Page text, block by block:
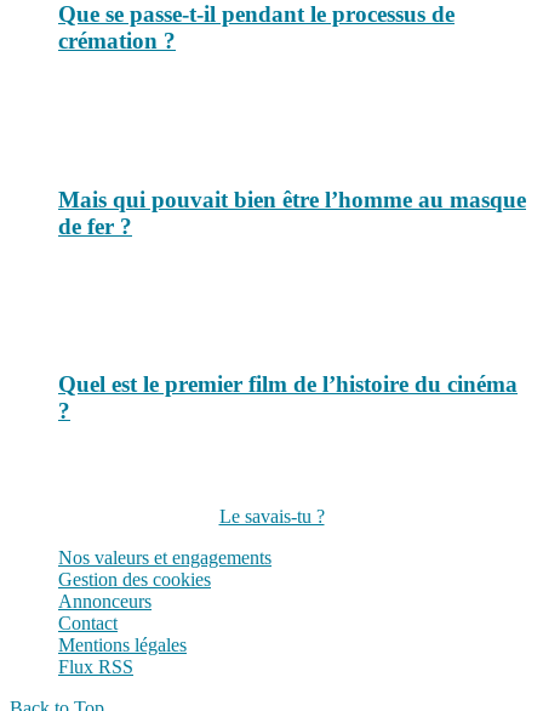
Que se passe-t-il pendant le processus de
crémation ?
Mais qui pouvait bien être l’homme au masque
de fer ?
Quel est le premier film de l’histoire du cinéma
?
Le savais-tu ?
Nos valeurs et engagements
Gestion des cookies
Annonceurs
Contact
Mentions légales
Flux RSS